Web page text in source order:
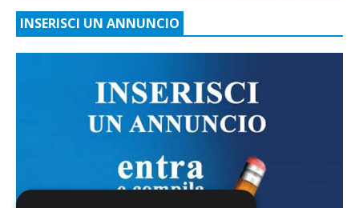
INSERISCI UN ANNUNCIO